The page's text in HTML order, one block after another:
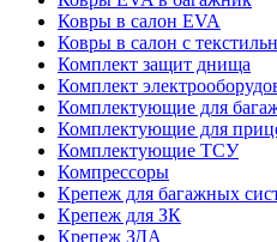
Ковры в салон EVA
Ковры в салон с
Комплект защит днища
Комплект
Комплектующие для
Комплектующие для
Комплектующие ТСУ
Компрессоры
Крепеж для багажных
Крепеж для ЗК
Крепеж ЗДА